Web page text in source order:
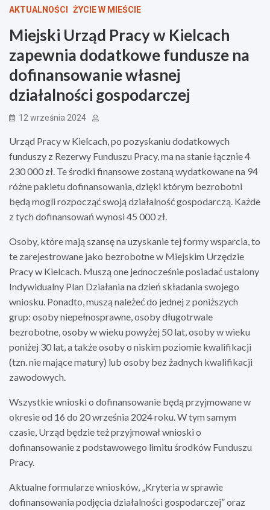
AKTUALNOŚCI ŻYCIE W MIEŚCIE
Miejski Urząd Pracy w Kielcach
zapewnia dodatkowe fundusze na
dofinansowanie własnej
działalności gospodarczej
12 września 2024
Urząd Pracy w Kielcach, po pozyskaniu dodatkowych
funduszy z Rezerwy Funduszu Pracy, ma na stanie łącznie 4
230 000 zł. Te środki finansowe zostaną wydatkowane na 94
różne pakietu dofinansowania, dzięki którym bezrobotni
będą mogli rozpocząć swoją działalność gospodarczą. Każde
z tych dofinansowań wynosi 45 000 zł.
Osoby, które mają szansę na uzyskanie tej formy wsparcia, to
te zarejestrowane jako bezrobotne w Miejskim Urzędzie
Pracy w Kielcach. Muszą one jednocześnie posiadać ustalony
Indywidualny Plan Działania na dzień składania swojego
wniosku. Ponadto, muszą należeć do jednej z poniższych
grup: osoby niepełnosprawne, osoby długotrwale
bezrobotne, osoby w wieku powyżej 50 lat, osoby w wieku
poniżej 30 lat, a także osoby o niskim poziomie kwalifikacji
(tzn. nie mające matury) lub osoby bez żadnych kwalifikacji
zawodowych.
Wszystkie wnioski o dofinansowanie będą przyjmowane w
okresie od 16 do 20 września 2024 roku. W tym samym
czasie, Urząd będzie też przyjmował wnioski o
dofinansowanie z podstawowego limitu środków Funduszu
Pracy.
Aktualne formularze wniosków, „Kryteria w sprawie
dofinansowania podjęcia działalności gospodarczej” oraz